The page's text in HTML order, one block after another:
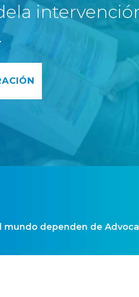
mundo dependen de